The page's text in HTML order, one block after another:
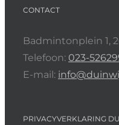
CONTACT
Badmintonplein 1,
Telefoon: 023-
E-mail:
PRIVACYVERKLARING